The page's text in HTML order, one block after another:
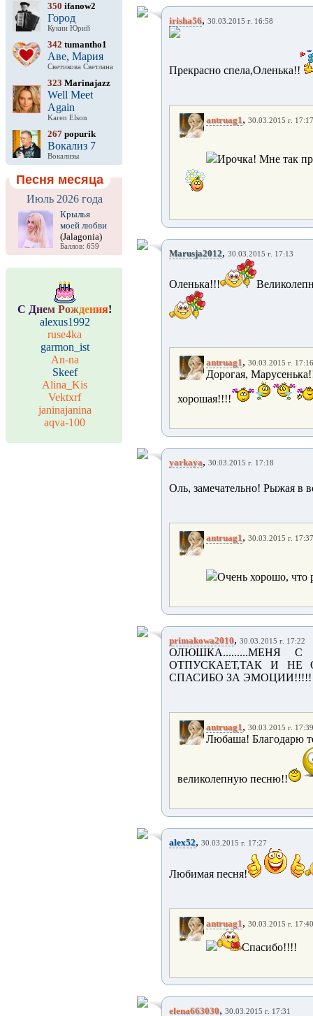
350 ifanow2
Город
Кукин Юрий
342 tumantho1
Аве, Мария
Светикова Светлана
323 Marinajazz
Well Meet
Again
Karen Elson
267 popurik
Вокализ 7
Вокализы
Песня месяца
Июль 2026 года
Крылья
моей любви
(Jalagonia)
Баллов: 659
С Днем Рождения!
alexus1992
ruse4ka
garmon_ist
An-na
Skeef
Alina_Kis
Vektxrf
janinajanina
aqva-100
irisha56, 30.03.2015 г. 16:58
Прекрасно спела,Оленька!!
antruag1, 30.03.2015 г. 17:17
Ирочка! Мне так
Marusja2012, 30.03.2015 г. 17:13
Оленька!!!
antruag1, 30.03.2015 г. 17:16
Дорогая,
хорошая!!!!
yarkaya, 30.03.2015 г. 17:18
Оль, замечательно! Рыжая в
antruag1, 30.03.2015 г. 17:37
Очень хорошо, что
primakowa2010, 30.03.2015 г. 17:22
ОЛЮШКА.........МЕНЯ
ОТПУСКАЕТ,ТАК И НЕ
СПАСИБО ЗА ЭМОЦИИ!!!!!
antruag1, 30.03.2015 г. 17:39
Любаша! Благодарю
великолепную песню!!
alex52, 30.03.2015 г. 17:27
Любимая песня!
antruag1, 30.03.2015 г. 17:40
Спасибо!!!!
elena663030, 30.03.2015 г. 17:31